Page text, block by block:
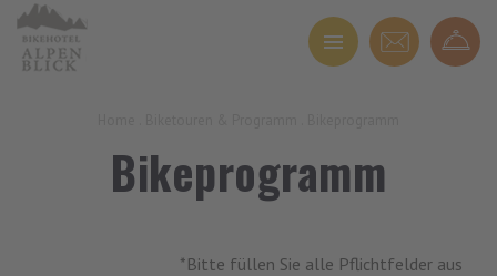
Bikeprogramm
*Bitte füllen Sie alle Pflichtfelder aus